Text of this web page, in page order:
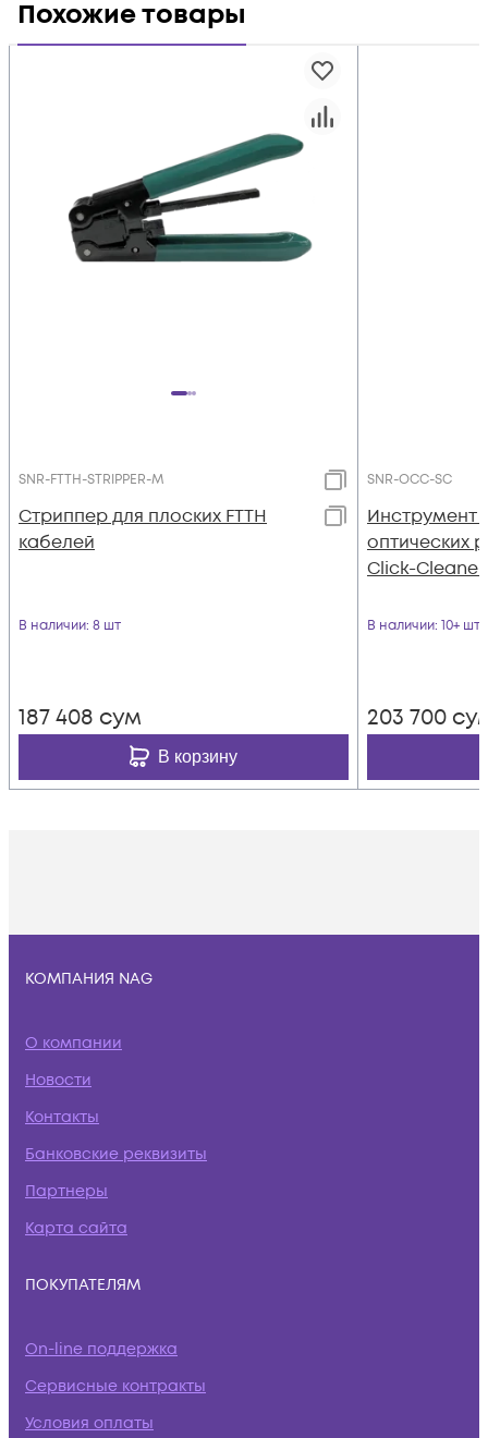
Похожие товары
SNR-FTTH-STRIPPER-M
Стриппер для плоских FTTH
кабелей
В наличии: 8 шт
187 408 сум
В корзину
SNR-OCC-SC
Инструмент
оптических
Click-Cleaner
В наличии: 10+ шт
203 700
КОМПАНИЯ NAG
О компании
Новости
Контакты
Банковские реквизиты
Партнеры
Карта сайта
ПОКУПАТЕЛЯМ
On-line поддержка
Сервисные контракты
Условия оплаты